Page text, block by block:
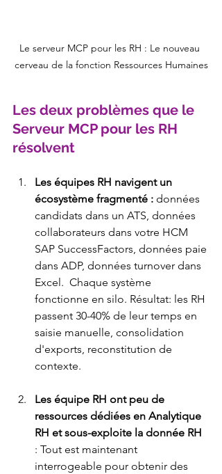
Le serveur MCP pour les RH : Le nouveau
cerveau de la fonction Ressources Humaines
Les deux problèmes que le
Serveur MCP pour les RH
résolvent
Les équipes RH navigent un
écosystème fragmenté : données
candidats dans un ATS, données
collaborateurs dans votre HCM
SAP SuccessFactors, données paie
dans ADP, données turnover dans
Excel.  Chaque système
fonctionne en silo. Résultat: les RH
passent 30-40% de leur temps en
saisie manuelle, consolidation
d'exports, reconstitution de
contexte.
Les équipe RH ont peu de
ressources dédiées en Analytique
RH et sous-exploite la donnée RH
: Tout est maintenant
interrogeable pour obtenir des